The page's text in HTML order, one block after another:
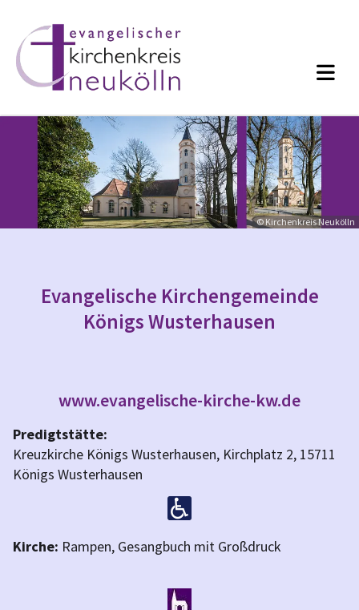
© Kirchenkreis Neukölln
Evangelische Kirchengemeinde
Königs Wusterhausen
www.evangelische-kirche-kw.de
Predigtstätte:
Kreuzkirche Königs Wusterhausen, Kirchplatz 2, 15711
Königs Wusterhausen
Kirche: Rampen, Gesangbuch mit Großdruck